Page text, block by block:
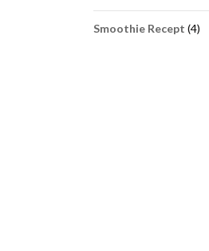
Smoothie Recept (4)